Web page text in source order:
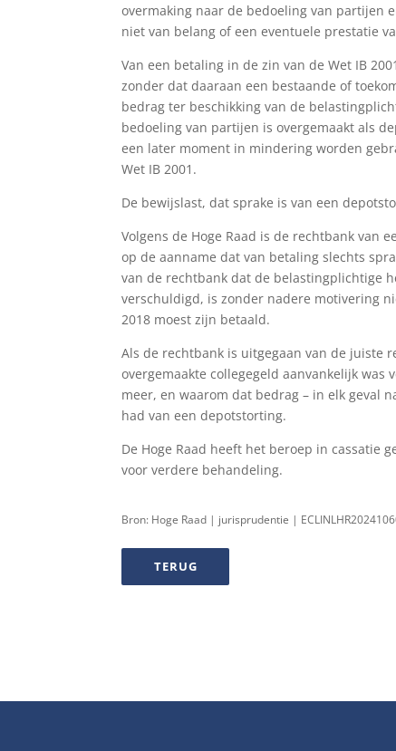
overmaking naar de bedoeling van partijen
niet van belang of een eventuele prestatie
Van een betaling in de zin van de Wet IB
zonder dat daaraan een bestaande of
bedrag ter beschikking van de
bedoeling van partijen is overgemaakt als
een later moment in mindering worden
Wet IB 2001.
De bewijslast, dat sprake is van een
Volgens de Hoge Raad is de rechtbank van
op de aanname dat van betaling slechts
van de rechtbank dat de belastingplichtige
verschuldigd, is zonder nadere motivering
2018 moest zijn betaald.
Als de rechtbank is uitgegaan van de juiste
overgemaakte collegegeld aanvankelijk
meer, en waarom dat bedrag – in elk geval
had van een depotstorting.
De Hoge Raad heeft het beroep in cassatie
voor verdere behandeling.
Bron: Hoge Raad | jurisprudentie |
TERUG